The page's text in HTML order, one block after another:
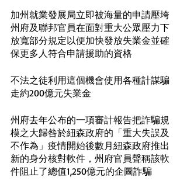
加州就業發展局立即被海量的申請壓垮
州府及聯邦官員在面對重大公眾壓力下
放寬部分規定以便加快發放失業金並確
保更多人符合申請援助的資格
不法之徒利用這個機會使用各種計謀騙
走約200億元失業金
州府去年公布的一項審計報告把詐騙規
模之大歸咎於紐森政府的「重大失誤及
不作為」疫情開始後數月紐森政府推出
新的身分核對軟件，州府官員聲稱該軟
件阻止了總值1,250億元的企圖詐騙